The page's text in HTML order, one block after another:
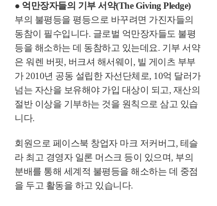
● 억만장자들의 기부 서약(The Giving Pledge)
부의 불평등을 평등으로 바꾸려면 가진자들의
동참이 필수입니다. 글로벌 억만장자들도 불평
등을 해소하는 데 동참하고 있는데요. 기부 서약
은 워렌 버핏, 버크셔 해서웨이 , 빌 게이츠 부부
가 2010년 공동 설립한 자선단체로, 10억 달러가
넘는 자산을 보유해야 가입 대상이 되고, 재산의
절반 이상을 기부하는 것을 원칙으로 삼고 있습
니다.
회원으로 페이스북 창업자 마크 저커버그, 테슬
라 최고 경영자 일론 머스크 등이 있으며, 부의
분배를 통해 세계적 불평등을 해소하는 데 중점
을 두고 활동을 하고 있습니다.